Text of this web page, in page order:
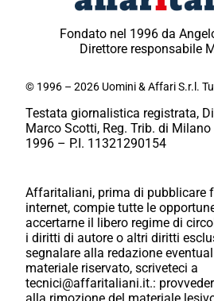
Fondato nel 1996 da
Direttore responsabile
© 1996 – 2026 Uomini & Affari S.r.l.
Testata giornalistica registrata,
Marco Scotti, Reg. Trib. di Milano
1996 – P.I. 11321290154
Affaritaliani, prima di pubblicare
internet, compie tutte le
accertarne il libero regime di
i diritti di autore o altri diritti
segnalare alla redazione
materiale riservato, scriveteci a
tecnici@affaritaliani.it.:
alla rimozione del materiale